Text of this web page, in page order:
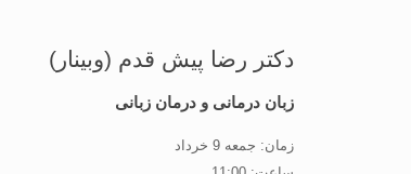
زبان درمانی و درمان زبانی
زمان: جمعه 9 خرداد